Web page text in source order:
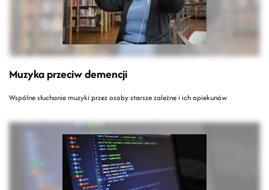
Muzyka przeciw demencji
Wspólne słuchanie muzyki przez osoby starsze zależne i ich opiekunów